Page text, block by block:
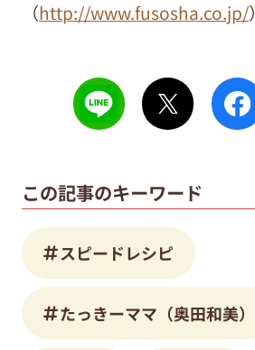
（http://www.fusosha.co.jp/）
この記事のキーワード
スピードレシピ
たっきーママ（奥田和美）